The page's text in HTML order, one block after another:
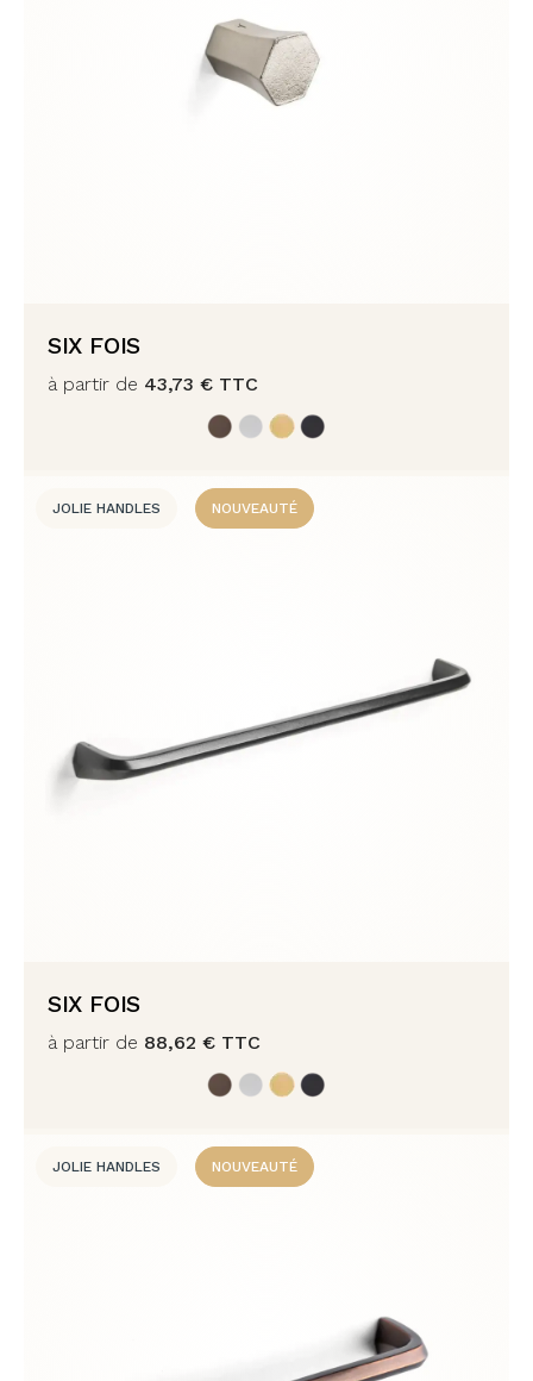
SIX FOIS
à partir de 43,73 € TTC
JOLIE HANDLES NOUVEAUTÉ
SIX FOIS
à partir de 88,62 € TTC
JOLIE HANDLES NOUVEAUTÉ